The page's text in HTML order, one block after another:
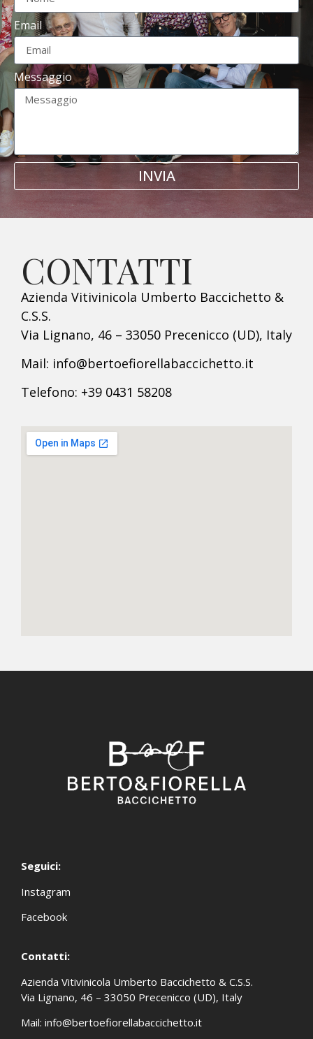
Email
Messaggio
INVIA
CONTATTI
Azienda Vitivinicola Umberto Baccichetto &
C.S.S.
Via Lignano, 46 – 33050 Precenicco (UD), Italy
Mail: info@bertoefiorellabaccichetto.it
Telefono: +39 0431 58208
Seguici:
Instagram
Facebook
Contatti:
Azienda Vitivinicola Umberto Baccichetto & C.S.S.
Via Lignano, 46 – 33050 Precenicco (UD), Italy
Mail: info@bertoefiorellabaccichetto.it